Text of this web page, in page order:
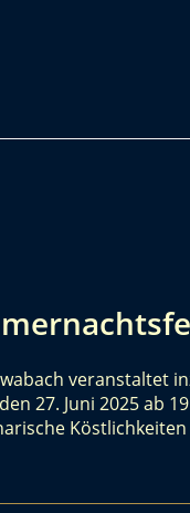
veranstaltet
27. Juni 2025 ab